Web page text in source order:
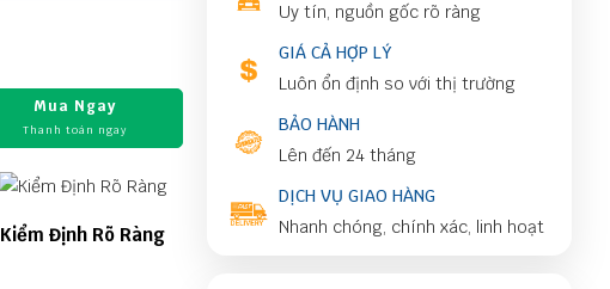
Mua Ngay
Thanh toán ngay
Kiểm Định Rõ Ràng
Uy tín, nguồn gốc rõ ràng
GIÁ CẢ HỢP LÝ
Luôn ổn định so với thị trường
BẢO HÀNH
Lên đến 24 tháng
DỊCH VỤ GIAO HÀNG
Nhanh chóng, chính xác, linh hoạt